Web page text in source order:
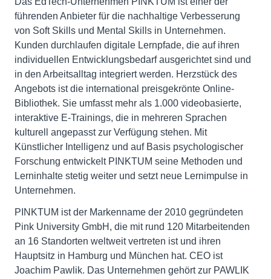
führenden Anbieter für die nachhaltige Verbesserung
von Soft Skills und Mental Skills in Unternehmen.
Kunden durchlaufen digitale Lernpfade, die auf ihren
individuellen Entwicklungsbedarf ausgerichtet sind und
in den Arbeitsalltag integriert werden. Herzstück des
Angebots ist die international preisgekrönte Online-
Bibliothek. Sie umfasst mehr als 1.000 videobasierte,
interaktive E⁠-⁠Trainings, die in mehreren Sprachen
kulturell angepasst zur Verfügung stehen. Mit
Künstlicher Intelligenz und auf Basis psychologischer
Forschung entwickelt PINKTUM seine Methoden und
Lerninhalte stetig weiter und setzt neue Lernimpulse in
Unternehmen.
PINKTUM ist der Markenname der 2010 gegründeten
Pink University GmbH, die mit rund 120 Mitarbeitenden
an 16 Standorten weltweit vertreten ist und ihren
Hauptsitz in Hamburg und München hat. CEO ist
Joachim Pawlik. Das Unternehmen gehört zur PAWLIK